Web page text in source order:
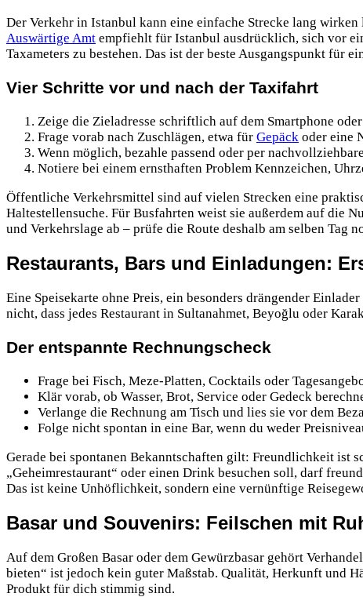
Der Verkehr in Istanbul kann eine einfache Strecke lang
Auswärtige Amt empfiehlt für Istanbul ausdrücklich, sich vor
Taxameters zu bestehen. Das ist der beste Ausgangspunkt für
Vier Schritte vor und nach der Taxifahrt
Zeige die Zieladresse schriftlich auf dem Smartphone
Frage vorab nach Zuschlägen, etwa für Gepäck oder eine
Wenn möglich, bezahle passend oder per
Notiere bei einem ernsthaften Problem Kennzeichen,
Öffentliche Verkehrsmittel sind auf vielen Strecken eine
Haltestellensuche. Für Busfahrten weist sie außerdem auf die
und Verkehrslage ab – prüfe die Route deshalb am selben Tag
Restaurants, Bars und Einladungen:
Eine Speisekarte ohne Preis, ein besonders drängender
nicht, dass jedes Restaurant in Sultanahmet, Beyoğlu oder
Der entspannte Rechnungscheck
Frage bei Fisch, Meze-Platten, Cocktails oder
Klär vorab, ob Wasser, Brot, Service oder Gedeck
Verlange die Rechnung am Tisch und lies sie vor dem
Folge nicht spontan in eine Bar, wenn du weder
Gerade bei spontanen Bekanntschaften gilt: Freundlichkeit ist
„Geheimrestaurant“ oder einen Drink besuchen soll, darf
Das ist keine Unhöflichkeit, sondern eine vernünftige
Basar und Souvenirs: Feilschen mit
Auf dem Großen Basar oder dem Gewürzbasar gehört
bieten“ ist jedoch kein guter Maßstab. Qualität, Herkunft und
Produkt für dich stimmig sind.